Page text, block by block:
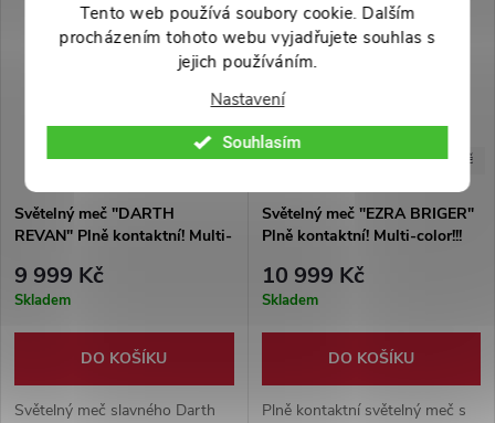
Tento web používá soubory cookie. Dalším
procházením tohoto webu vyjadřujete souhlas s
jejich používáním.
Nastavení
Souhlasím
19 999 Kč
-50%
Světelný meč "DARTH
REVAN" Plně kontaktní! Multi-
9 999 Kč
Skladem
DO KOŠÍKU
Světelný meč slavného Darth
20 999 Kč
-48%
Světelný meč "EZRA BRIGER"
Plně kontaktní! Multi-color!!!
10 999 Kč
Skladem
DO KOŠÍKU
Plně kontaktní světelný meč s